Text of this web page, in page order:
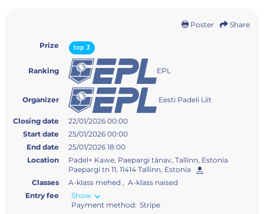
Poster Share
Prize top 3
Ranking EPL
Organizer Eesti Padeli Liit
Closing date
22/01/2026 00:00
Start date
25/01/2026 00:00
End date
25/01/2026 18:00
Location
Padel+ Kawe, Paepargi tänav, Tallinn, Estonia
Paepargi tn 11, 11414 Tallinn, Estonia
Classes
A-klass mehed , A-klass naised
Entry fee
Show
Payment method: Stripe